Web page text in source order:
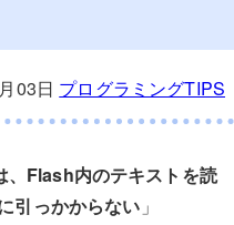
03日 プログラミングTIPS
、Flash内のテキストを読
引っかからない 」